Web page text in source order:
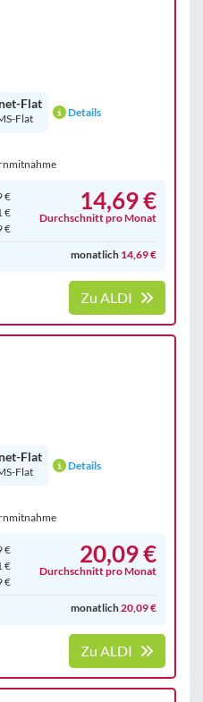
Flat
Flat Details
€
€
€
14,69 €
Durchschnitt pro Monat
monatlich 14,69 €
Zu ALDI
Flat
Flat Details
€
€
€
20,09 €
Durchschnitt pro Monat
monatlich20,09 €
Zu ALDI